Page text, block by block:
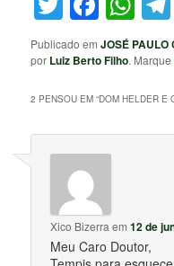
Publicado emJOSÉ PAULO
por Luiz Berto Filho. Marque
2 PENSOU EM “DOM HELDER E
Xico Bizerra em12 de
Meu Caro Doutor,